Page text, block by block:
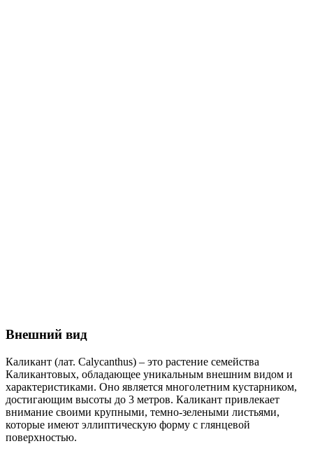
Внешний вид
Каликант (лат. Calycanthus) – это растение семейства
Каликантовых, обладающее уникальным внешним видом и
характеристиками. Оно является многолетним кустарником,
достигающим высоты до 3 метров. Каликант привлекает
внимание своими крупными, темно-зелеными листьями,
которые имеют эллиптическую форму с глянцевой
поверхностью.